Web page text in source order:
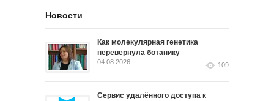
Новости
Как молекулярная генетика
перевернула ботанику
04.08.2026 109
Сервис удалённого доступа к